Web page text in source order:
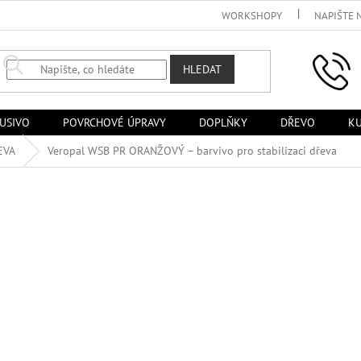
WORKSHOPY NAPIŠTE
HLEDAT
POVRCHOVÉ ÚPRAVY DOPLŇKY DŘEVO
Veropal WSB PR ORANŽOVÝ – barvivo pro stabilizaci dřeva